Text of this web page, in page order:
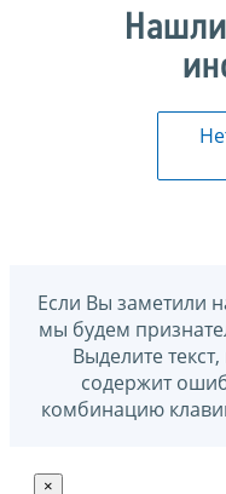
Если Вы заметили
мы будем
Выделите
содержит
комбинацию
×